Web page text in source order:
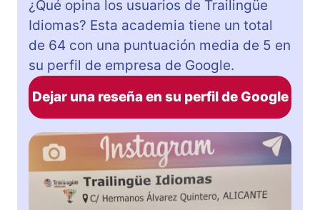
¿Qué opina los usuarios de Trailingüe
Idiomas? Esta academia tiene un total
de 64 con una puntuación media de 5 en
su perfil de empresa de Google.
Dejar una reseña en su perfil de Google